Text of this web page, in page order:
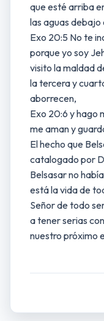
que esté arriba
las aguas debajo
Exo 20:5 No te
porque yo soy
visito la maldad
la tercera y
aborrecen,
Exo 20:6 y hago
me aman y
El hecho que
catalogado por
Belsasar no
está la vida de
Señor de todo
a tener serias
nuestro próximo